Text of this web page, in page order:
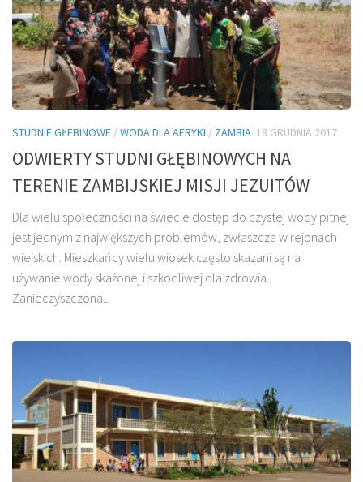
STUDNIE GŁEBINOWE /WODA DLA AFRYKI / ZAMBIA 18 GRUDNIA 2017
ODWIERTY STUDNI GŁĘBINOWYCH NA
TERENIE ZAMBIJSKIEJ MISJI JEZUITÓW
Dla wielu społeczności na świecie dostęp do czystej wody pitnej
jest jednym z największych problemów, zwłaszcza w rejonach
wiejskich. Mieszkańcy wielu wiosek często skazani są na
używanie wody skażonej i szkodliwej dla zdrowia.
Zanieczyszczona...